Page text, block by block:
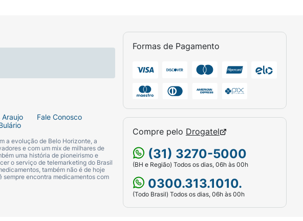
Araujo
Fale Conosco
a evolução de Belo Horizonte, a
e com um mix de milhares de
uma história de pioneirismo e
o serviço de telemarketing do Brasil
também não é de hoje
sempre encontra medicamentos com
Formas de Pagamento
Compre pelo Drogatel
(31) 3270-5000
(BH e Região) Todos os dias, 06h às 00h
0300.313.1010.
(Todo Brasil) Todos os dias, 06h às 00h